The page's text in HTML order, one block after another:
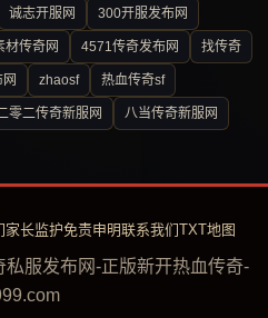
诚志开服网 300开服发布网
材传奇网 4571传奇发布网 找传奇
zhaosf 热血传奇sf
零二传奇新服网 八当传奇新服网
家长监护免责申明联系我们TXT地图
服发布网-正版新开热血传奇-